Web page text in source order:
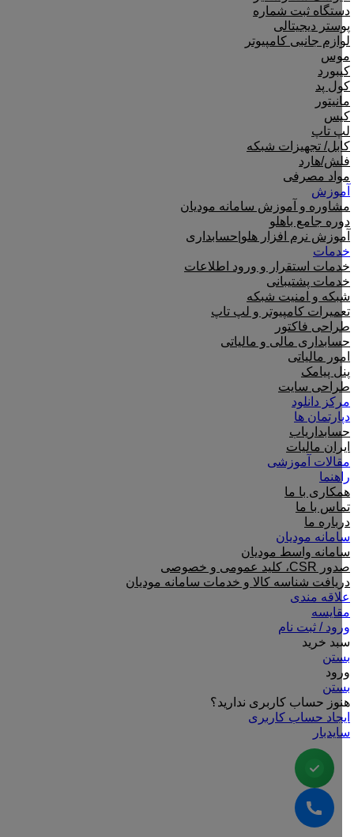
دستگاه ثبت شماره
پوستر دیجیتالی
لوازم جانبی کامپیوتر
موس
کیبورد
کول پد
مانیتور
کیس
لپ تاپ
کابل/ تجهیزات شبکه
فلش/هارد
مواد مصرفی
آموزش
مشاوره و آموزش سامانه مودیان
دوره جامع باهلو
آموزش نرم افزار هلو|حسابداری
خدمات
خدمات استقرار و ورود اطلاعات
خدمات پشتیبانی
شبکه و امنیت شبکه
تعمیرات کامپیوتر و لپ تاپ
طراحی فاکتور
حسابداری مالی و مالیاتی
امور مالیاتی
پنل پیامک
طراحی سایت
مرکز دانلود
دپارتمان ها
حسابداریاب
ایران مالیات
مقالات آموزشی
راهنما
همکاری با ما
تماس با ما
درباره ما
سامانه مودیان
سامانه واسط مودیان
صدور CSR، کلید عمومی و خصوصی
دریافت شناسه کالا و خدمات سامانه مودیان
علاقه مندی
مقایسه
ورود / ثبت نام
سبد خرید
بستن
ورود
بستن
هنوز حساب کاربری ندارید؟
ایجاد حساب کاربری
سایدبار